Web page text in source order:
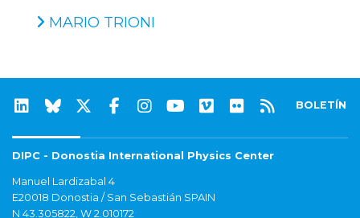
MARIO TRIONI
BOLETÍN
DIPC - Donostia International Physics Center
Manuel Lardizabal 4
E20018 Donostia / San Sebastián SPAIN
N 43.305822, W 2.010172